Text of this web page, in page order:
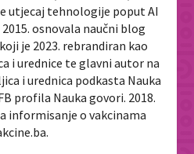
utjecaj tehnologije poput AI
osnovala naučni blog
je 2023. rebrandiran kao
i urednice te glavni autor na
i urednica podkasta Nauka
profila Nauka govori. 2018.
informisanje o vakcinama